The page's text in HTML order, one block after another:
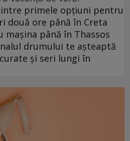
primele opțiuni pentru
două ore până în Creta
mașina până în Thassos
drumului te așteaptă
și seri lungi în